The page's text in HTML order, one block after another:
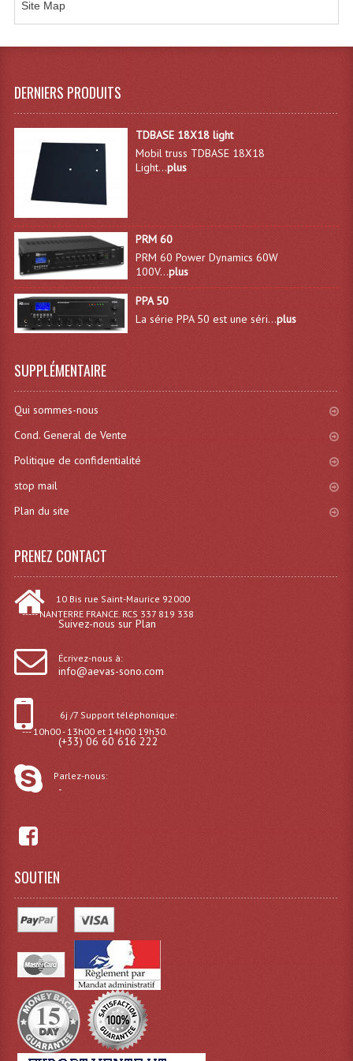
Microphones Filaires
Micro Sans Fil HF UHF 800MHZ
Micros De Studio
Peripheriques Traitements Et Accessoires
Portes Voix Mégaphones
Système Sans Fil In-Ear Monitoring
Table Mixages Et Contrôleurs & Consoles
Lumière
Changeurs De Couleurs
Effets LASERS
Effets Lumineux, Centre De Piste
Electronique Commande Light
Blocs De Puissance
Chenillards Modulateurs
Consoles Éclairage DMX
Site Map
DERNIERS PRODUITS
TDBASE 18X18 light
Mobil truss TDBASE 18X18
Light...plus
PRM 60
PRM 60 Power Dynamics 60W
100V...plus
PPA 50
La série PPA 50 est une séri...plus
SUPPLÉMENTAIRE
Qui sommes-nous
Cond. General de Vente
Politique de confidentialité
stop mail
Plan du site
PRENEZ CONTACT
10 Bis rue Saint-Maurice 92000
----- NANTERRE FRANCE. RCS 337 819 338
Suivez-nous sur Plan
Écrivez-nous à:
info@aevas-sono.com
6j /7 Support téléphonique:
--- 10h00 - 13h00 et 14h00 19h30.
(+33) 06 60 616 222
Parlez-nous:
-
SOUTIEN